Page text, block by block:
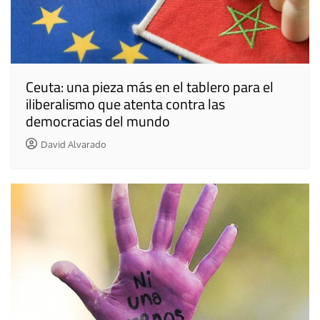
Ceuta: una pieza más en el tablero para el
iliberalismo que atenta contra las
democracias del mundo
David Alvarado